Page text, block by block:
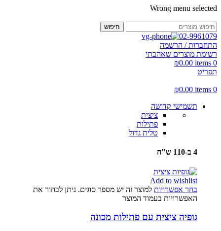
Wrong menu selected
חיפוש
02-9961079
התחברות / הרשמה
רשימת מוצרים שאהבתי
0
items
₪0.00
תפריט
0
items
₪0.00
תשמישי קדושה
ציצית
פתילות
טלית גדול
4 ב-110 ש"ח
Add to wishlist
בחר אפשרויות למוצר זה יש מספר סוגים. ניתן לבחור את
האפשרויות בעמוד המוצר
גופיה ציצית עם פתילות מכונה